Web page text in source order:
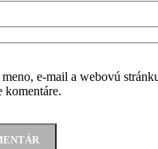
e-mail a webovú
komentáre.